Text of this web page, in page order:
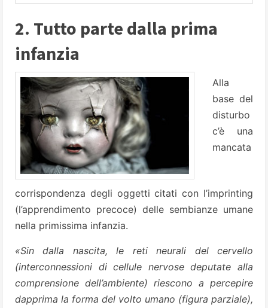
2. Tutto parte dalla prima
infanzia
Alla
base del
disturbo
c’è una
mancata
corrispondenza degli oggetti citati con l’imprinting
(l’apprendimento precoce) delle sembianze umane
nella primissima infanzia.
«Sin dalla nascita, le reti neurali del cervello
(interconnessioni di cellule nervose deputate alla
comprensione dell’ambiente) riescono a percepire
dapprima la forma del volto umano (figura parziale),